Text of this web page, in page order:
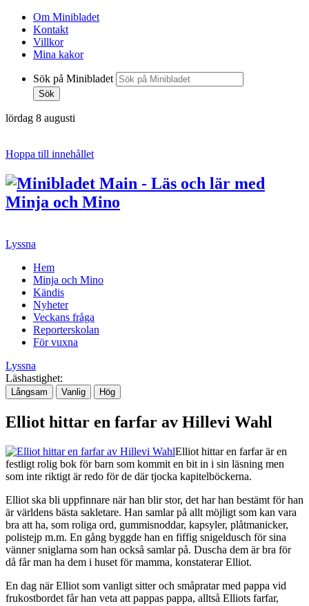
Om Minibladet
Kontakt
Villkor
Mina kakor
Sök på Minibladet
Sök
lördag 8 augusti
Hoppa till innehållet
Lyssna
Hem
Minja och Mino
Kändis
Nyheter
Veckans fråga
Reporterskolan
För vuxna
Lyssna
Läshastighet:
Långsam Vanlig Hög
Elliot hittar en farfar av Hillevi Wahl
Elliot hittar en farfar är en
festligt rolig bok för barn som kommit en bit in i sin läsning men
som inte riktigt är redo för de där tjocka kapitelböckerna.
Elliot ska bli uppfinnare när han blir stor, det har han bestämt för han
är världens bästa sakletare. Han samlar på allt möjligt som kan vara
bra att ha, som roliga ord, gummisnoddar, kapsyler, plåtmanicker,
polistejp m.m. En gång byggde han en fiffig snigeldusch för sina
vänner sniglarna som han också samlar på. Duscha dem är bra för
då får man ha dem i huset för mamma, konstaterar Elliot.
En dag när Elliot som vanligt sitter och småpratar med pappa vid
frukostbordet får han veta att pappas pappa, alltså Elliots farfar,